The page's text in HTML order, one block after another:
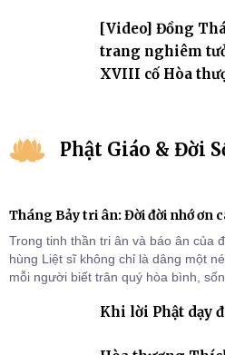
[Video] Đồng
trang nghiêm
XVIII cố Hòa
Phật Giáo & Đời
Tháng Bảy tri ân: Đời đời nhớ ơn
Trong tinh thần tri ân và báo ân của
hùng Liệt sĩ không chỉ là dâng một
mỗi người biết trân quý hòa bình,
Khi lời Phật dạy